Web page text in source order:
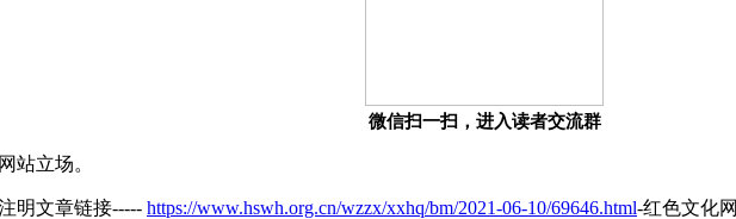
微信扫一扫，进入读者交流群
站立场。
明文章链接----- https://www.hswh.org.cn/wzzx/xxhq/bm/2021-06-10/69646.html-红色文化网